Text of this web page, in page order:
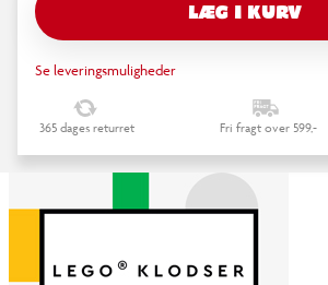
LÆG I KURV
Se leveringsmuligheder
365 dages returret Fri fragt over 599,-